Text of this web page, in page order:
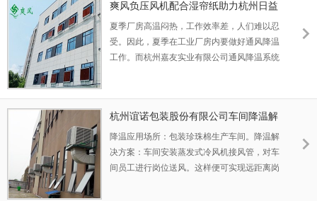
爽风负压风机配合湿帘纸助力杭州日益
包装通风降温
夏季厂房高温闷热，工作效率差，人们难以忍
受。因此，夏季在工业厂房内要做好通风降温
工作。而杭州嘉友实业有限公司通风降温系统
杭州谊诺包装股份有限公司车间降温解
决方案
降温应用场所：包装珍珠棉生产车间。降温解
决方案：车间安装蒸发式冷风机接风管，对车
间员工进行岗位送风。这样便可实现远距离岗